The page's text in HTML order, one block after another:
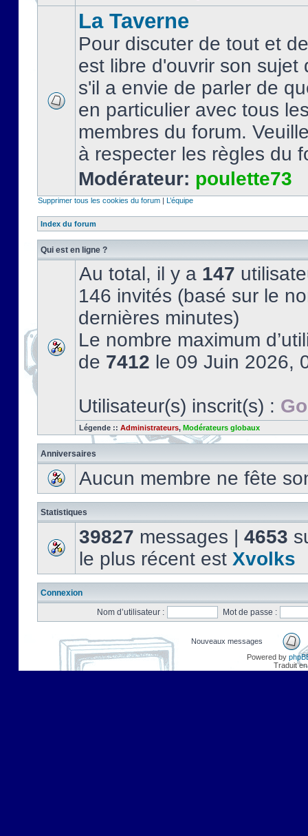
La Taverne
Pour discuter de tout et
est libre d'ouvrir son sujet
s'il a envie de parler de
en particulier avec tous
membres du forum.
à respecter les règles du
Modérateur: poulette73
Supprimer tous les cookies du forum | L’équipe
Index du forum
Qui est en ligne ?
Au total, il y a 147
146 invités (basé sur le
dernières minutes)
Le nombre maximum
de 7412 le 09 Juin 2026,
Utilisateur(s) inscrit(s) :
Légende :: Administrateurs, Modérateurs globaux
Anniversaires
Aucun membre ne fête
Statistiques
39827 messages | 4653
le plus récent est Xvolks
Connexion
Nom d’utilisateur :
Mot de passe :
Nouveaux messages
Powered by
Traduit